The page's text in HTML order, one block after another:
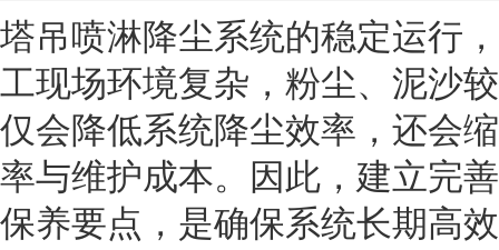
塔吊喷淋降尘系统的稳定运行
工现场环境复杂，粉尘、泥沙
仅会降低系统降尘效率，还会
率与维护成本。因此，建立完
保养要点，是确保系统长期高